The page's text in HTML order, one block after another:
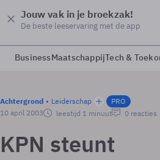
Jouw vak in je broekzak!
De beste leeservaring met de app
BusinessMaatschappijTech &
Achtergrond Leiderschap
PRO
10 april 2003
leestijd 1 minuut 0 reacties
KPN steunt